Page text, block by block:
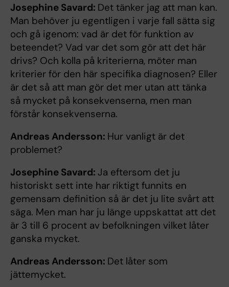
Josephine Savard: Det tänker jag att man kan.
Man behöver ju egentligen i varje fall sätta sig
och gå igenom: vad är det för funktion av
beteendet? Vad var det som gör att det här
drivs? Och kolla på kriterierna, möter man
kriterier för den här specifika diagnosen? Eller
är det så att man gör det mer utan att tänka
så mycket på konsekvenserna, men man
förstår konsekvenserna.
Andreas Andersson: Hur vanligt är det
problemet?
Josephine Savard: Ja eftersom det ju
historiskt sett inte har riktigt funnits en
gemensam definition så är det ju lite svårt att
säga. Men man har ju länge uppskattat att det
är 3 till 6 procent av befolkningen vilket låter
ganska mycket.
Andreas Andersson: Det låter som
jättemycket.